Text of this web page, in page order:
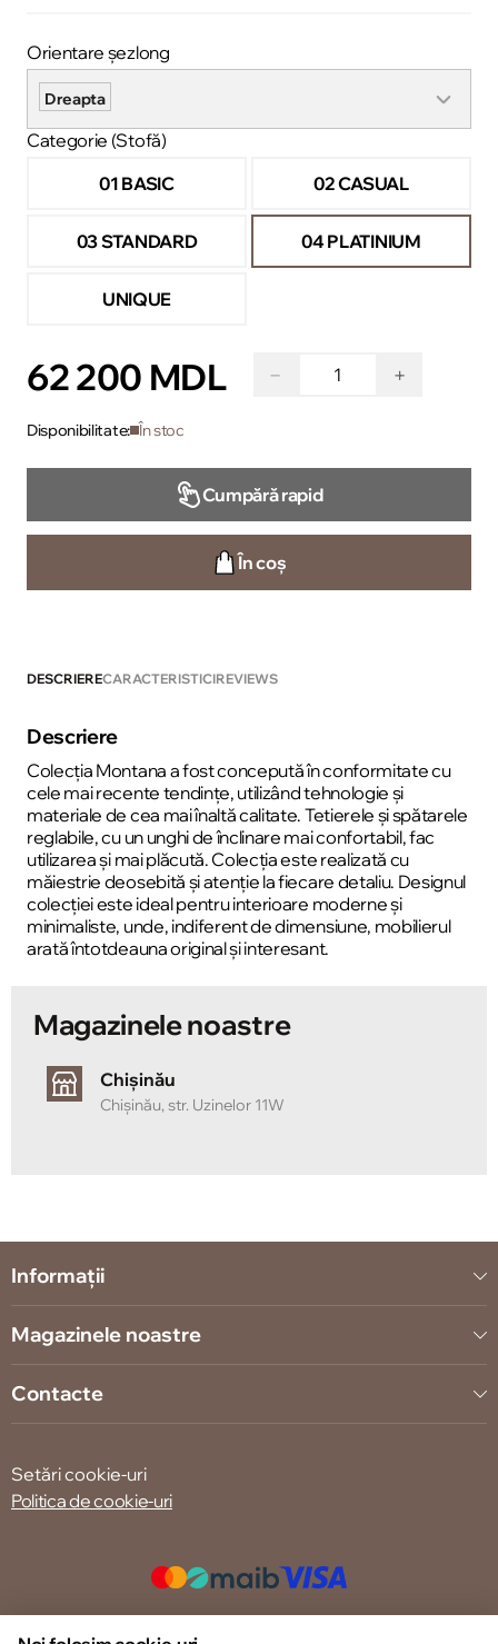
Orientare șezlong
Dreapta
Categorie (Stofă)
01 BASIC
02 CASUAL
03 STANDARD 04 PLATINIUM
UNIQUE
62 200 MDL − +
Disponibilitate: În stoc
Cumpără rapid
În coș
DESCRIERECARACTERISTICIREVIEWS
Descriere
Colecția Montana a fost concepută în conformitate cu
cele mai recente tendințe, utilizând tehnologie și
materiale de cea mai înaltă calitate. Tetierele și spătarele
reglabile, cu un unghi de înclinare mai confortabil, fac
utilizarea și mai plăcută. Colecția este realizată cu
măiestrie deosebită și atenție la fiecare detaliu. Designul
colecției este ideal pentru interioare moderne și
minimaliste, unde, indiferent de dimensiune, mobilierul
arată întotdeauna original și interesant.
Magazinele noastre
Chișinău
Chișinău, str. Uzinelor 11W
Informații
Magazinele noastre
Contacte
Setări cookie-uri
Politica de cookie-uri
© 2013 – 2026 ECOM